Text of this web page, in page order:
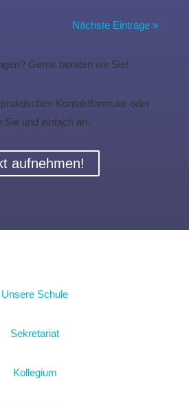
Nächste Einträge »
Gerne beraten wir Sie!
Kontaktformular oder
Sie und einfach an.
aufnehmen!
Unsere Schule
Sekretariat
Kollegium